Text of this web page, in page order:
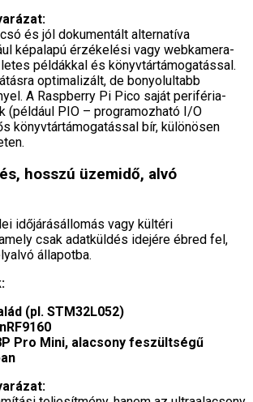
és jól dokumentált alternatíva
képalapú érzékelési vagy webkamera-
példákkal és könyvtártámogatással.
optimalizált, de bonyolultabb
A Raspberry Pi Pico saját periféria-
(például PIO – programozható I/O
könyvtártámogatással bír, különösen
hosszú üzemidő, alvó
időjárásállomás vagy kültéri
csak adatküldés idejére ébred fel,
állapotba.
(pl. STM32L052)
Pro Mini, alacsony feszültségű